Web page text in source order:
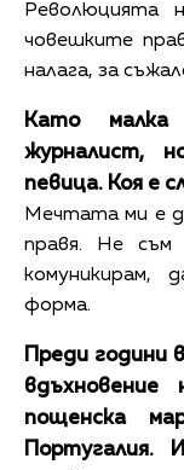
Революцията
човешките
налага, за
Като
журналист,
певица. Коя е
Мечтата ми е
правя. Не съм
комуникирам,
форма.
Преди години
пощенска